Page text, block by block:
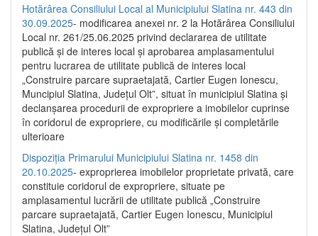
Hotărârea Consiliului Local al Municipiului Slatina nr. 443 din
30.09.2025- modificarea anexei nr. 2 la Hotărârea Consiliului
Local nr. 261/25.06.2025 privind declararea de utilitate
publică şi de interes local şi aprobarea amplasamentului
pentru lucrarea de utilitate publică de interes local
„Construire parcare supraetajată, Cartier Eugen Ionescu,
Muncipiul Slatina, Judeţul Olt”, situat în municipiul Slatina şi
declanşarea procedurii de expropriere a imobilelor cuprinse
în coridorul de expropriere, cu modificările şi completările
ulterioare
Dispoziția Primarului Municipiului Slatina nr. 1458 din
20.10.2025- exproprierea imobilelor proprietate privată, care
constituie coridorul de expropriere, situate pe
amplasamentul lucrării de utilitate publică „Construire
parcare supraetajată, Cartier Eugen Ionescu, Municipiul
Slatina, Județul Olt”